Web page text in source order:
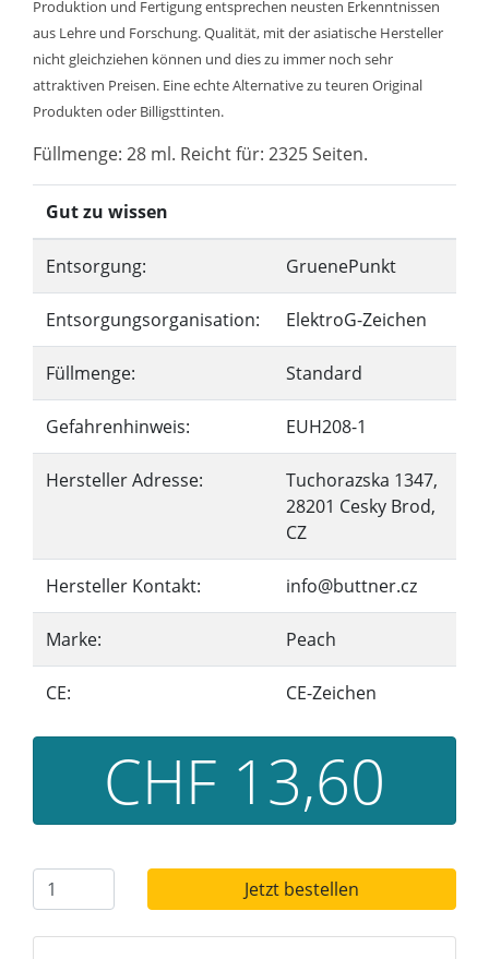
Produktion und Fertigung entsprechen neusten Erkenntnissen
aus Lehre und Forschung. Qualität, mit der asiatische Hersteller
nicht gleichziehen können und dies zu immer noch sehr
attraktiven Preisen. Eine echte Alternative zu teuren Original
Produkten oder Billigsttinten.
Füllmenge: 28 ml. Reicht für: 2325 Seiten.
Gut zu wissen
Entsorgung: GruenePunkt
Entsorgungsorganisation: ElektroG-Zeichen
Füllmenge: Standard
Gefahrenhinweis: EUH208-1
Hersteller Adresse:
Tuchorazska 1347,
28201 Cesky Brod,
CZ
Hersteller Kontakt: info@buttner.cz
Marke: Peach
CE: CE-Zeichen
CHF 13,60
Jetzt bestellen